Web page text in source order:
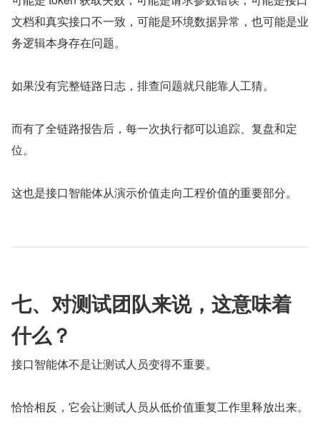
文档和真实接口不一致，可能是环境数据异常，也可能是业
务逻辑本身存在问题。
如果没有完整链路日志，排查问题就只能靠人工猜。
而有了全链路报告后，每一次执行都可以追踪、复盘和定
位。
这也是接口智能体从演示价值走向工程价值的重要部分。
七、对测试团队来说，这意味着
什么？
接口智能体不是让测试人员变得不重要。
恰恰相反，它会让测试人员从低价值重复工作里释放出来。